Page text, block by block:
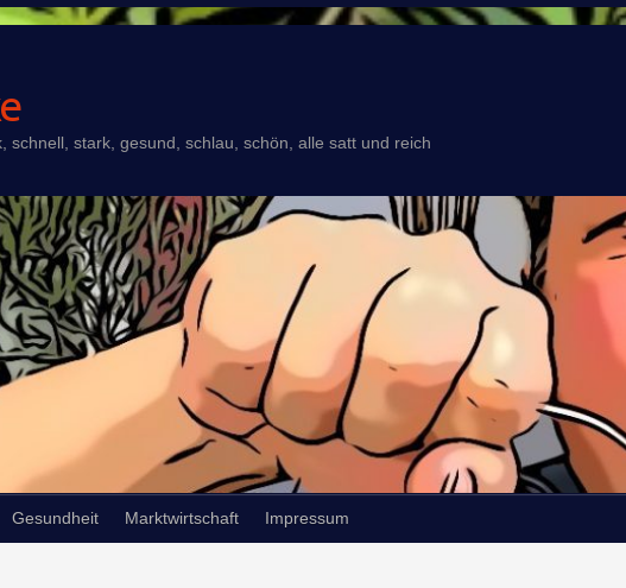
schnell, stark, gesund, schlau, schön, alle satt und reich
Gesundheit Marktwirtschaft Impressum